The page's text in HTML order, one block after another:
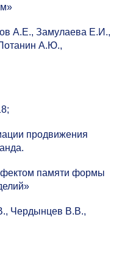
А.Е., Замулаева Е.И.,
А.Ю.,
продвижения
памяти формы
Чердынцев В.В.,